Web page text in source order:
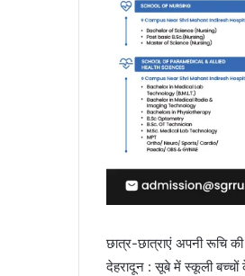
छात्र-छात्राएं अपनी रूचि की
देहरादून : सूबे में स्कूली